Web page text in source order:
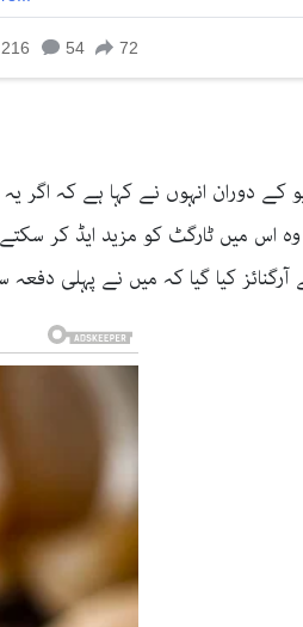
کے دوران انہوں نے کہا ہے کہ اگر
اس میں ٹارگٹ کو مزید ایڈ کر سکتے
کیا گیا کہ میں نے پہلی دفعہ